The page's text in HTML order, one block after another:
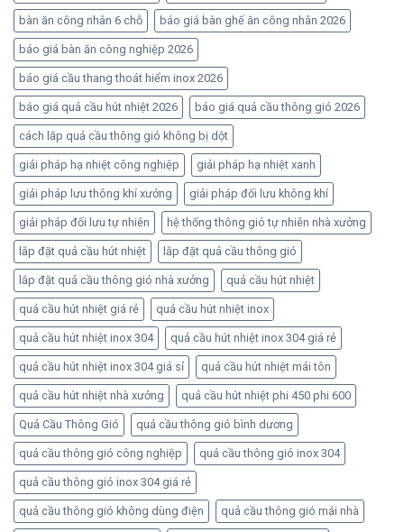
bàn ăn công nhân 6 chỗ báo giá bàn ghế ăn công nhân 2026
báo giá bàn ăn công nghiệp 2026
báo giá cầu thang thoát hiểm inox 2026
báo giá quả cầu hút nhiệt 2026 báo giá quả cầu thông gió 2026
cách lắp quả cầu thông gió không bị dột
giải pháp hạ nhiệt công nghiệp giải pháp hạ nhiệt xanh
giải pháp lưu thông khí xưởng giải pháp đối lưu không khí
giải pháp đối lưu tự nhiên hệ thống thông gió tự nhiên nhà xưởng
lắp đặt quả cầu hút nhiệt lắp đặt quả cầu thông gió
lắp đặt quả cầu thông gió nhà xưởng quả cầu hút nhiệt
quả cầu hút nhiệt giá rẻ quả cầu hút nhiệt inox
quả cầu hút nhiệt inox 304 quả cầu hút nhiệt inox 304 giá rẻ
quả cầu hút nhiệt inox 304 giá sỉ quả cầu hút nhiệt mái tôn
quả cầu hút nhiệt nhà xưởng quả cầu hút nhiệt phi 450 phi 600
Quả Cầu Thông Gió quả cầu thông gió bình dương
quả cầu thông gió công nghiệp quả cầu thông gió inox 304
quả cầu thông gió inox 304 giá rẻ
quả cầu thông gió không dùng điện quả cầu thông gió mái nhà